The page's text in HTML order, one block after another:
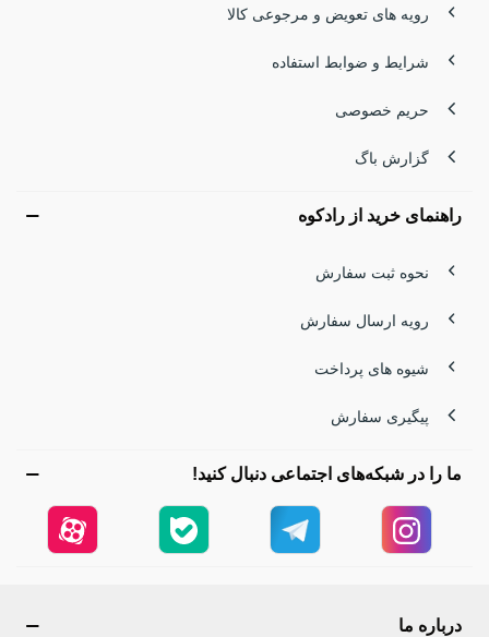
رویه های تعویض و مرجوعی کالا
شرایط و ضوابط استفاده
حریم خصوصی
گزارش باگ
راهنمای خرید از رادکوه
نحوه ثبت سفارش
رویه ارسال سفارش
شیوه های پرداخت
پیگیری سفارش
ما را در شبکه‌های اجتماعی دنبال کنید!
درباره ما